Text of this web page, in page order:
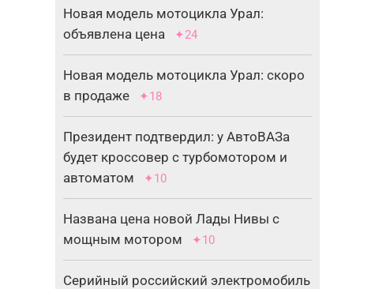
Новая модель мотоцикла Урал:
объявлена цена
✦24
Новая модель мотоцикла Урал: скоро
в продаже
✦18
Президент подтвердил: у АвтоВАЗа
будет кроссовер с турбомотором и
автоматом
✦10
Названа цена новой Лады Нивы с
мощным мотором
✦10
Серийный российский электромобиль